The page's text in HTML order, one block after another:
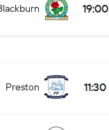
19:00
11:30
Preston